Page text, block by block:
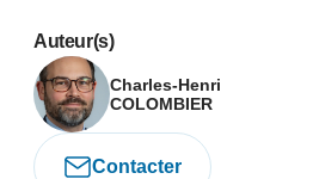
Auteur(s)
Charles-Henri
COLOMBIER
Contacter